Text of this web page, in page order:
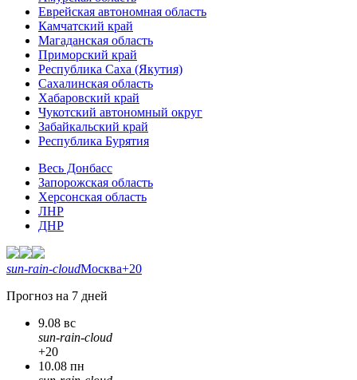
Еврейская автономная область
Камчатский край
Магаданская область
Приморский край
Республика Саха (Якутия)
Сахалинская область
Хабаровский край
Чукотский автономный округ
Забайкальский край
Республика Бурятия
Весь Донбасс
Запорожская область
Херсонская область
ЛНР
ДНР
sun-rain-cloudМосква+20
Прогноз на 7 дней
9.08 вс
sun-rain-cloud
+20
10.08 пн